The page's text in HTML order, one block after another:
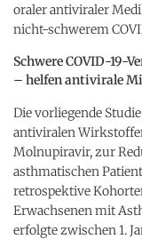
oraler antiviraler
nicht-schwerem
Schwere COVID-19-
– helfen antivirale
Die vorliegende
antiviralen
Molnupiravir, zur
asthmatischen
retrospektive
Erwachsenen mit
erfolgte zwischen 1.